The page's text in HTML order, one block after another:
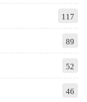
117
89
52
46